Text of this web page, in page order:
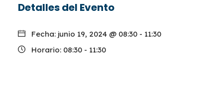
Detalles del Evento
Fecha: junio 19, 2024 @ 08:30 - 11:30
Horario: 08:30 - 11:30